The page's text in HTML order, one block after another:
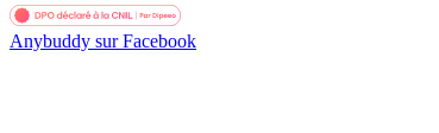
Anybuddy sur Facebook